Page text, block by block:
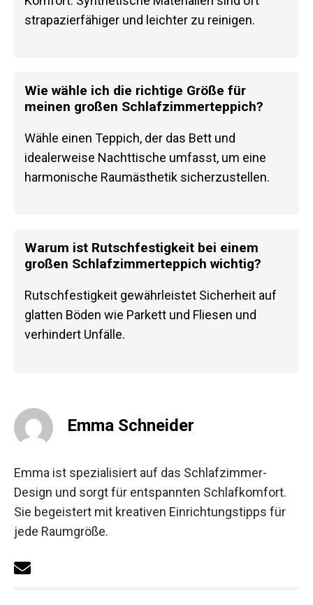
strapazierfähiger und leichter zu reinigen.
Wie wähle ich die richtige Größe für
meinen großen Schlafzimmerteppich?
Wähle einen Teppich, der das Bett und
idealerweise Nachttische umfasst, um eine
harmonische Raumästhetik sicherzustellen.
Warum ist Rutschfestigkeit bei einem
großen Schlafzimmerteppich wichtig?
Rutschfestigkeit gewährleistet Sicherheit auf
glatten Böden wie Parkett und Fliesen und
verhindert Unfälle.
Emma Schneider
Emma ist spezialisiert auf das Schlafzimmer-
Design und sorgt für entspannten Schlafkomfort.
Sie begeistert mit kreativen Einrichtungstipps für
jede Raumgröße.